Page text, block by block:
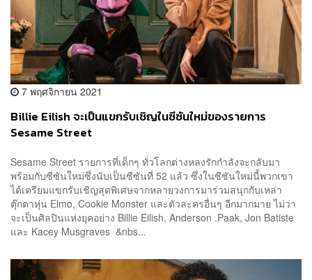
7 พฤศจิกายน 2021
Billie Eilish จะเป็นแขกรับเชิญในซีซันใหม่ของรายการ
Sesame Street
Sesame Street รายการที่เด็กๆ ทั่วโลกต่างหลงรักกำลังจะกลับมา
พร้อมกับซีซันใหม่ซึ่งนับเป็นซีซันที่ 52 แล้ว ซึ่งในซีซันใหม่นี้พวกเขา
ได้เตรียมแขกรับเชิญสุดพิเศษจากหลายวงการมาร่วมสนุกกับเหล่า
ตุ๊กตาหุ่น Elmo, Cookie Monster และตัวละครอื่นๆ อีกมากมาย ไม่ว่า
จะเป็นศิลปินแห่งยุคอย่าง Billie Eilish, Anderson .Paak, Jon Batiste
และ Kacey Musgraves &nbs...